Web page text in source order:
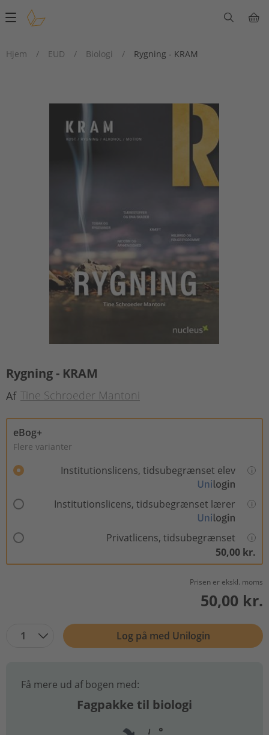
Main
Hjem
/ EUD / Biologi / Rygning - KRAM
Rygning - KRAM
Af Tine Schroeder Mantoni
eBog+
Flere varianter
Institutionslicens, tidsubegrænset elev
Institutionslicens, tidsubegrænset lærer
Privatlicens, tidsubegrænset
50,00 kr.
Prisen er ekskl. moms
50,00 kr.
1 Log på med Unilogin
Få mere ud af bogen med:
Fagpakke til biologi